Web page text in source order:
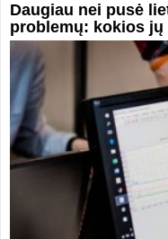
Daugiau nei pusė
problemų: kokios jų